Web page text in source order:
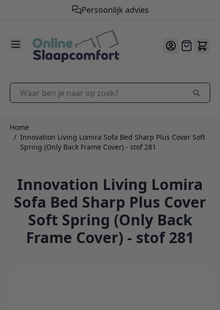
Persoonlijk advies
9.2/10
Offerte
Waar ben je naar op zoek?
Home
/ Innovation Living Lomira Sofa Bed Sharp Plus Cover Soft
Spring (Only Back Frame Cover) - stof 281
Innovation Living Lomira
Sofa Bed Sharp Plus Cover
Soft Spring (Only Back
Frame Cover) - stof 281